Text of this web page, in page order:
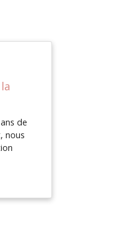
de
nous
non